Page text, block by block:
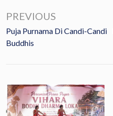
PREVIOUS
Puja Purnama Di Candi-Candi
Buddhis